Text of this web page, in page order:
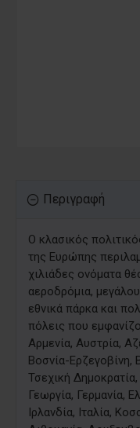
Περιγραφή
Ο κλασικός
της Ευρώπης
χιλιάδες ονόματα
αεροδρόμια,
εθνικά πάρκα και
πόλεις που
Αρμενία, Αυστρία,
Βοσνία-Ερζεγοβίνη,
Τσεχική Δημοκρατία,
Γεωργία, Γερμανία,
Ιρλανδία, Ιταλία,